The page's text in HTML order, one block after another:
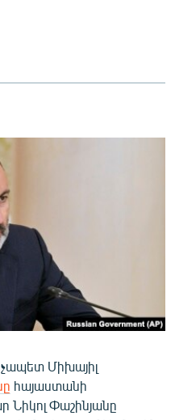
Միխայիլ
հայաստանի
Փաշինյանը